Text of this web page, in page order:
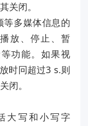
关闭。
多媒体信息的
放、停止、暂
功能。如果视
时冋超过3 s.则
闭。
写和小写字